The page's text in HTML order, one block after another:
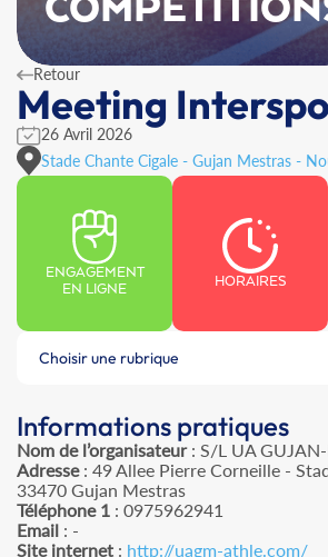
Retour
Meeting
26 Avril 2026
Stade Chante Cigale - Gujan Mestras -
ENGAGEMENT
EN LIGNE
HORAIRES
Choisir une rubrique
Informations pratiques
Nom de l’organisateur: S/L UA GUJAN-
Adresse: 49 Allee Pierre Corneille -
33470 Gujan Mestras
Téléphone 1 : 0975962941
Email : -
Site internet : http://uagm-athle.com/